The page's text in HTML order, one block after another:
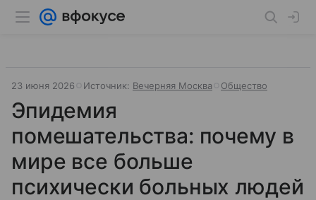
23 июня 2026 Источник: Вечерняя Москва Общество
Эпидемия
помешательства: почему в
мире все больше
психически больных людей